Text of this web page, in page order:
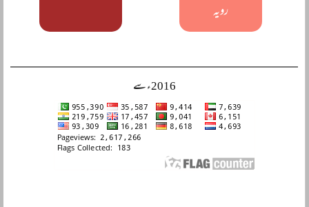
رویہ
2016ء سے